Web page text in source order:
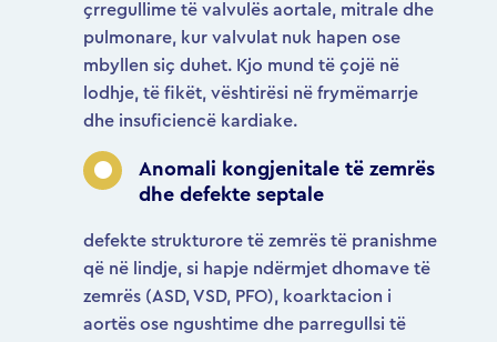
çrregullime të valvulës aortale, mitrale dhe
pulmonare, kur valvulat nuk hapen ose
mbyllen siç duhet. Kjo mund të çojë në
lodhje, të fikët, vështirësi në frymëmarrje
dhe insuficiencë kardiake.
Anomali kongjenitale të zemrës
dhe defekte septale
defekte strukturore të zemrës të pranishme
që në lindje, si hapje ndërmjet dhomave të
zemrës (ASD, VSD, PFO), koarktacion i
aortës ose ngushtime dhe parregullsi të